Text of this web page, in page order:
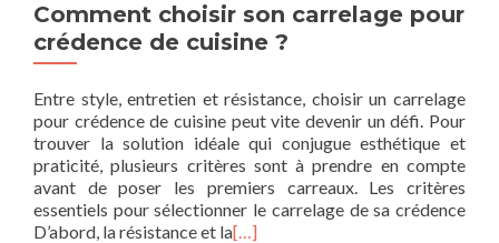
Comment choisir son carrelage pour
crédence de cuisine ?
Entre style, entretien et résistance, choisir un carrelage
pour crédence de cuisine peut vite devenir un défi. Pour
trouver la solution idéale qui conjugue esthétique et
praticité, plusieurs critères sont à prendre en compte
avant de poser les premiers carreaux. Les critères
essentiels pour sélectionner le carrelage de sa crédence
D’abord, la résistance et la[…]